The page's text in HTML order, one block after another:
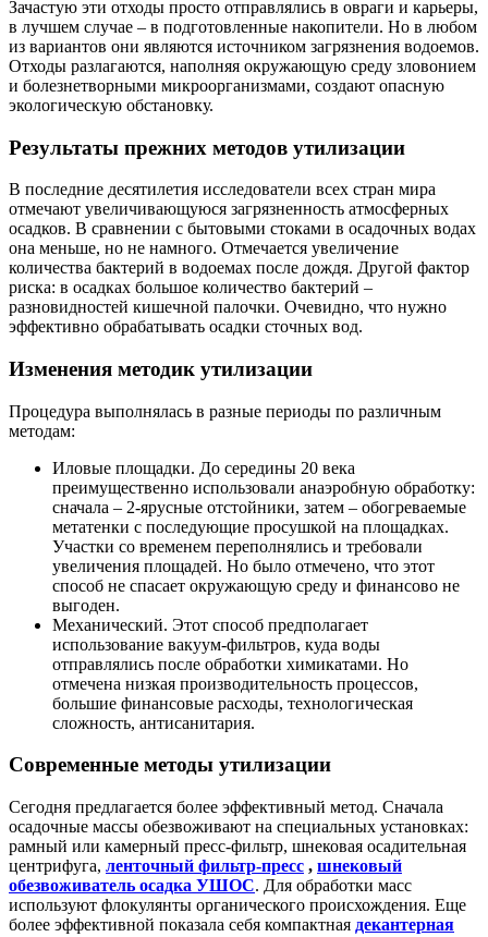
Зачастую эти отходы просто отправлялись в овраги и карьеры,
в лучшем случае – в подготовленные накопители. Но в любом
из вариантов они являются источником загрязнения водоемов.
Отходы разлагаются, наполняя окружающую среду зловонием
и болезнетворными микроорганизмами, создают опасную
экологическую обстановку.
Результаты прежних методов утилизации
В последние десятилетия исследователи всех стран мира
отмечают увеличивающуюся загрязненность атмосферных
осадков. В сравнении с бытовыми стоками в осадочных водах
она меньше, но не намного. Отмечается увеличение
количества бактерий в водоемах после дождя. Другой фактор
риска: в осадках большое количество бактерий –
разновидностей кишечной палочки. Очевидно, что нужно
эффективно обрабатывать осадки сточных вод.
Изменения методик утилизации
Процедура выполнялась в разные периоды по различным
методам:
Иловые площадки. До середины 20 века
преимущественно использовали анаэробную обработку:
сначала – 2-ярусные отстойники, затем – обогреваемые
метатенки с последующие просушкой на площадках.
Участки со временем переполнялись и требовали
увеличения площадей. Но было отмечено, что этот
способ не спасает окружающую среду и финансово не
выгоден.
Механический. Этот способ предполагает
использование вакуум-фильтров, куда воды
отправлялись после обработки химикатами. Но
отмечена низкая производительность процессов,
большие финансовые расходы, технологическая
сложность, антисанитария.
Современные методы утилизации
Сегодня предлагается более эффективный метод. Сначала
осадочные массы обезвоживают на специальных установках:
рамный или камерный пресс-фильтр, шнековая осадительная
центрифуга, ленточный фильтр-пресс , шнековый
обезвоживатель осадка УШОС. Для обработки масс
используют флокулянты органического происхождения. Еще
более эффективной показала себя компактная декантерная